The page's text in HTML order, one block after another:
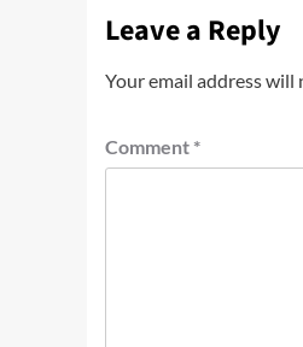
Leave a Reply
Your email address will
Comment *